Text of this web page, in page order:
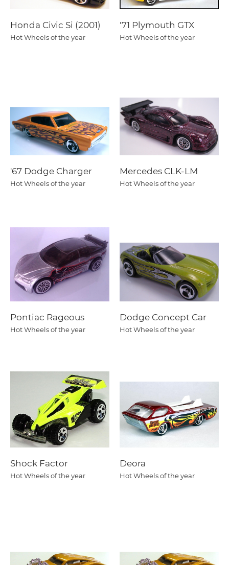
Honda Civic Si (2001)
Hot Wheels of the year
'71 Plymouth GTX
Hot Wheels of the year
'67 Dodge Charger
Hot Wheels of the year
Mercedes CLK-LM
Hot Wheels of the year
Pontiac Rageous
Hot Wheels of the year
Dodge Concept Car
Hot Wheels of the year
Shock Factor
Hot Wheels of the year
Deora
Hot Wheels of the year